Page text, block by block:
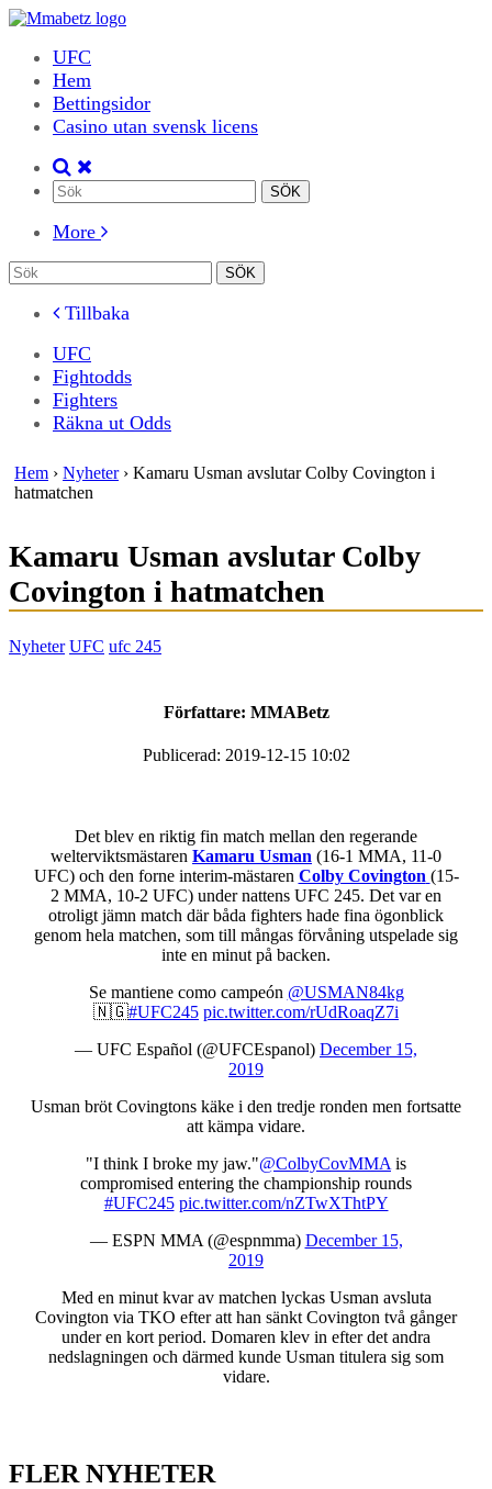
UFC
Hem
Bettingsidor
Casino utan svensk licens
More
Tillbaka
UFC
Fightodds
Fighters
Räkna ut Odds
Hem › Nyheter› Kamaru Usman avslutar Colby Covington i
hatmatchen
Kamaru Usman avslutar Colby
Covington i hatmatchen
Nyheter UFC ufc 245
Författare: MMABetz
Publicerad: 2019-12-15 10:02
Det blev en riktig fin match mellan den regerande
welterviktsmästaren Kamaru Usman (16-1 MMA, 11-0
UFC) och den forne interim-mästaren Colby Covington (15-
2 MMA, 10-2 UFC) under nattens UFC 245. Det var en
otroligt jämn match där båda fighters hade fina ögonblick
genom hela matchen, som till mångas förvåning utspelade sig
inte en minut på backen.
Se mantiene como campeón @USMAN84kg
🇳🇬#UFC245 pic.twitter.com/rUdRoaqZ7i
— UFC Español (@UFCEspanol) December 15,
2019
Usman bröt Covingtons käke i den tredje ronden men fortsatte
att kämpa vidare.
"I think I broke my jaw."@ColbyCovMMA is
compromised entering the championship rounds
#UFC245 pic.twitter.com/nZTwXThtPY
— ESPN MMA (@espnmma) December 15,
2019
Med en minut kvar av matchen lyckas Usman avsluta
Covington via TKO efter att han sänkt Covington två gånger
under en kort period. Domaren klev in efter det andra
nedslagningen och därmed kunde Usman titulera sig som
vidare.
FLER NYHETER